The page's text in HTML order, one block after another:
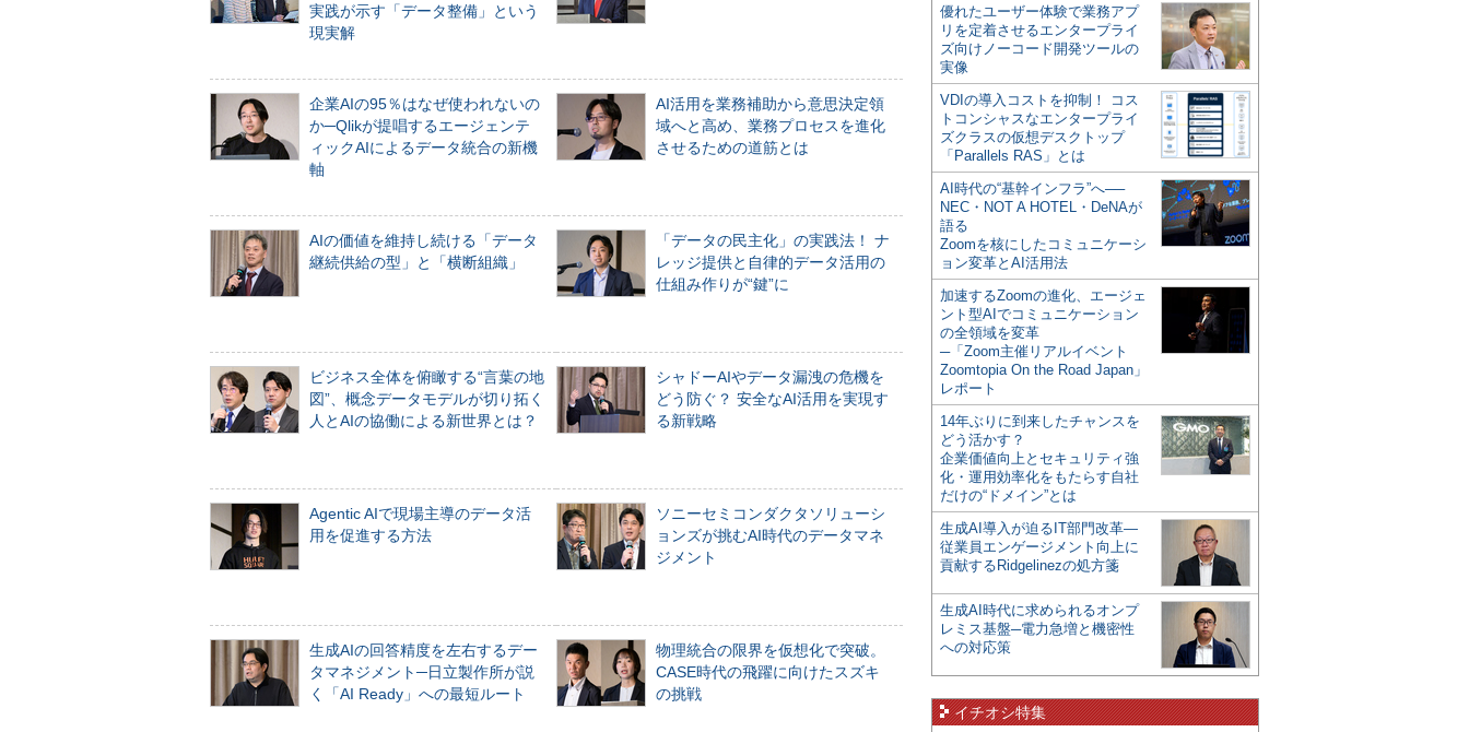
実践が示す「データ整備」という
現実解
企業AIの95％はなぜ使われないの
か─Qlikが提唱するエージェンテ
ィックAIによるデータ統合の新機
軸
AI活用を業務補助から意思決定領
域へと高め、業務プロセスを進化
させるための道筋とは
AIの価値を維持し続ける「データ
継続供給の型」と「横断組織」
「データの民主化」の実践法！ ナ
レッジ提供と自律的データ活用の
仕組み作りが“鍵”に
ビジネス全体を俯瞰する“言葉の地
図”、概念データモデルが切り拓く
人とAIの協働による新世界とは？
シャドーAIやデータ漏洩の危機を
どう防ぐ？ 安全なAI活用を実現す
る新戦略
Agentic AIで現場主導のデータ活
用を促進する方法
ソニーセミコンダクタソリューシ
ョンズが挑むAI時代のデータマネ
ジメント
生成AIの回答精度を左右するデー
タマネジメント─日立製作所が説
く「AI Ready」への最短ルート
物理統合の限界を仮想化で突破。
CASE時代の飛躍に向けたスズキ
の挑戦
優れたユーザー体験で業務アプ
リを定着させるエンタープライ
ズ向けノーコード開発ツールの
実像
VDIの導入コストを抑制！ コス
トコンシャスなエンタープライ
ズクラスの仮想デスクトップ
「Parallels RAS」とは
AI時代の“基幹インフラ”へ──
NEC・NOT A HOTEL・DeNAが
語る
Zoomを核にしたコミュニケーシ
ョン変革とAI活用法
加速するZoomの進化、エージェ
ント型AIでコミュニケーション
の全領域を変革
─「Zoom主催リアルイベント
Zoomtopia On the Road Japan」
レポート
14年ぶりに到来したチャンスを
どう活かす？
企業価値向上とセキュリティ強
化・運用効率化をもたらす自社
だけの“ドメイン”とは
生成AI導入が迫るIT部門改革―
従業員エンゲージメント向上に
貢献するRidgelinezの処方箋
生成AI時代に求められるオンプ
レミス基盤─電力急増と機密性
への対応策
イチオシ特集